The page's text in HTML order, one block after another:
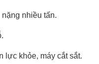
nhiều tấn.
lực khỏe, máy cắt sắt.